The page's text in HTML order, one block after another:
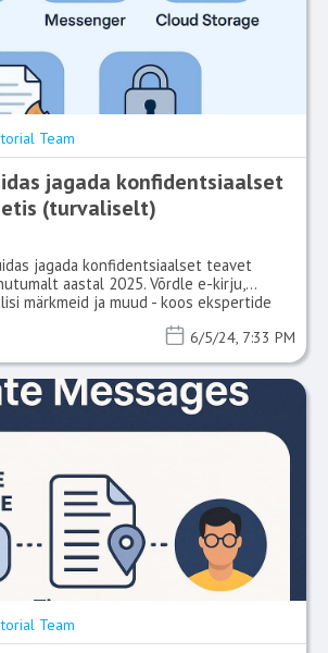
Team
jagada konfidentsiaalset
(turvaliselt)
jagada konfidentsiaalset teavet
aastal 2025. Võrdle e-kirju,
märkmeid ja muud - koos ekspertide
6/5/24, 7:33 PM
Team